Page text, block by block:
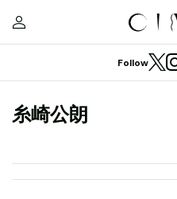
Follow
糸崎公朗